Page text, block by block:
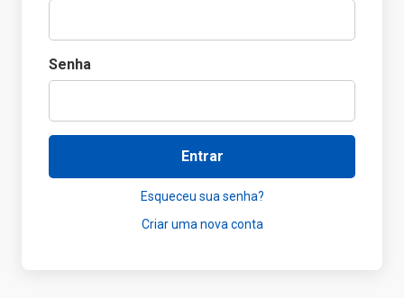
Senha
Entrar
Esqueceu sua senha?
Criar uma nova conta